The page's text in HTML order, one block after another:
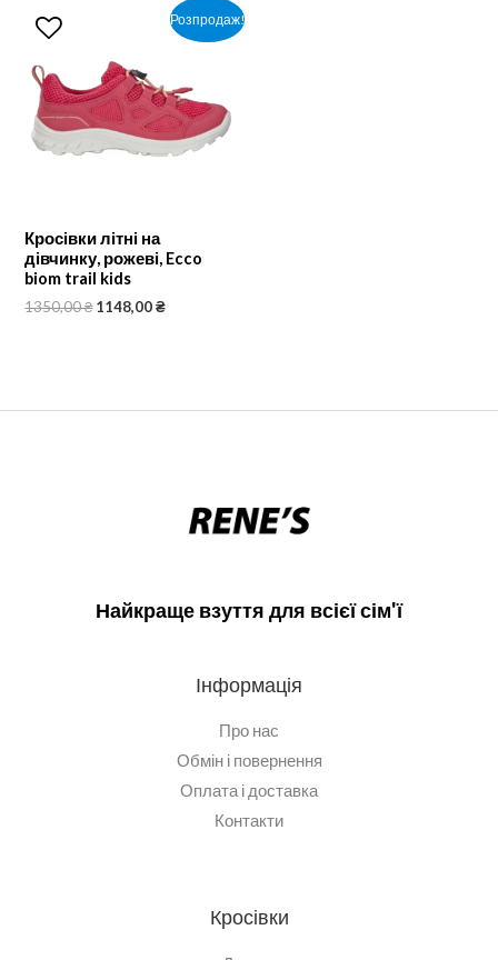
Розпродаж!
Кросівки літні на
дівчинку, рожеві, Ecco
biom trail kids
1350,00₴ 1148,00₴
Найкраще взуття для всієї сім'ї
Інформація
Про нас
Обмін і повернення
Оплата і доставка
Контакти
Кросівки